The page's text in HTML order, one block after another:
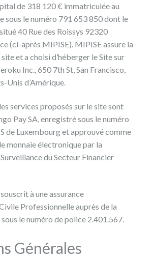
de 318 120 € immatriculée au
sous le numéro 791 653 850 dont le
40 Rue des Roissys 92320
(ci-après MIPISE). MIPISE assure la
et a choisi d’héberger le Site sur
Inc., 650 7th St, San Francisco,
Unis d’Amérique.
services proposés sur le site sont
Pay SA, enregistré sous le numéro
de Luxembourg et approuvé comme
monnaie électronique par la
du Secteur Financier
à une assurance
Professionnelle auprès de la
le numéro de police 2.401.567.
Générales